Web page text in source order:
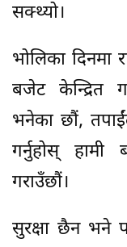
सक्थ्यो।
भोलिका दिनमा
बजेट केन्द्रित
भनेका छौं,
गर्नुहोस् हामी
गराउँछौं।
सुरक्षा छैन भने